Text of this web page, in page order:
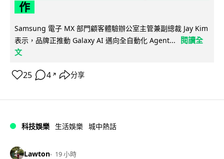
作
Samsung 電子 MX 部門顧客體驗辦公室主管兼副總裁 Jay Kim
表示，品牌正推動 Galaxy AI 邁向全自動化 Agent...
閱讀全
文
25 4 ↗ 分享
科技娛樂 生活娛樂 城中熱話
Lawton 19 小時